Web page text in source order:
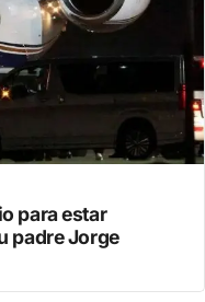
para estar
padre Jorge